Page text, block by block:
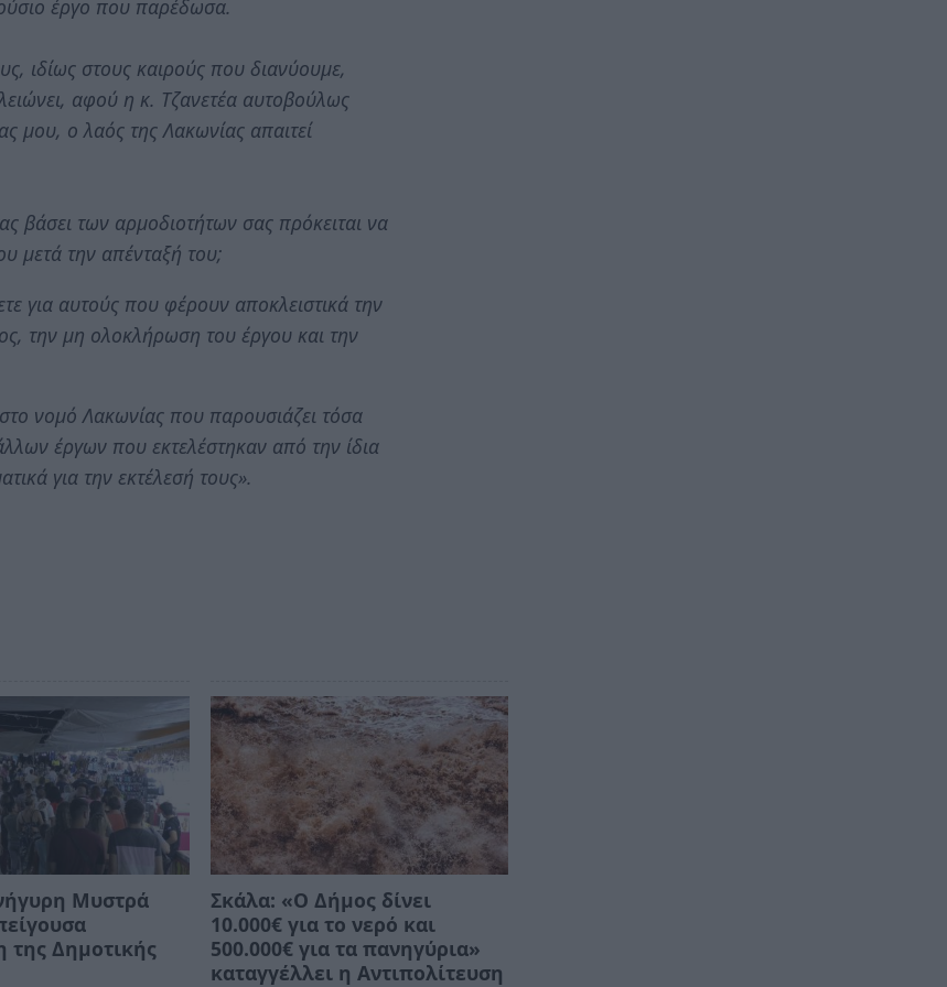
έργο που παρέδωσα.
ιδίως στους καιρούς που διανύουμε,
αφού η κ. Τζανετέα αυτοβούλως
μου, ο λαός της Λακωνίας απαιτεί
βάσει των αρμοδιοτήτων σας πρόκειται να
μετά την απένταξή του;
για αυτούς που φέρουν αποκλειστικά την
την μη ολοκλήρωση του έργου και την
νομό Λακωνίας που παρουσιάζει τόσα
έργων που εκτελέστηκαν από την ίδια
για την εκτέλεσή τους».
Μυστρά
της Δημοτικής
Σκάλα: «Ο Δήμος δίνει
10.000€ για το νερό και
500.000€ για τα πανηγύρια»
καταγγέλλει η Αντιπολίτευση